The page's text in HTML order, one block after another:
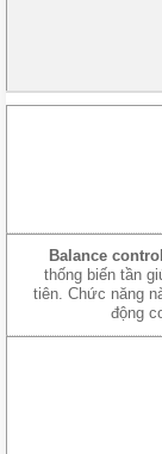
Balance
thống biến tần
tiên. Chức năng
động